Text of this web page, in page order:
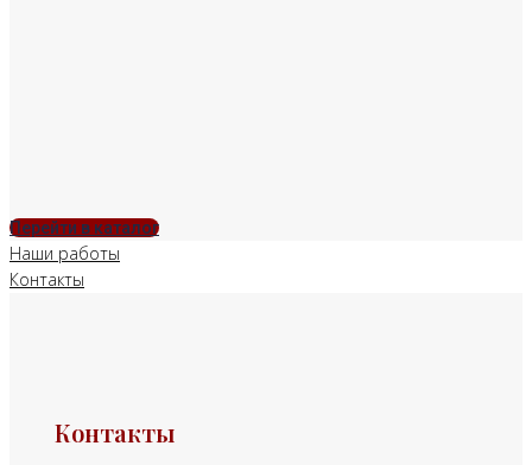
Перейти в каталог
Наши работы
Контакты
Контакты